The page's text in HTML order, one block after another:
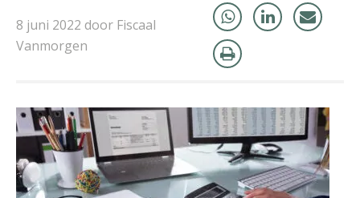
8 juni 2022 door Fiscaal
Vanmorgen
Martine Cranendonk
Jurriën van der Heijden